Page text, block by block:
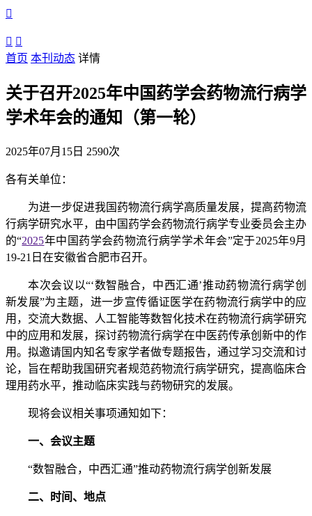

 
首页 本刊动态 详情
关于召开2025年中国药学会药物流行病学
学术年会的通知（第一轮）
2025年07月15日 2590次
各有关单位：
为进一步促进我国药物流行病学高质量发展，提高药物流
行病学研究水平，由中国药学会药物流行病学专业委员会主办
的“2025年中国药学会药物流行病学学术年会”定于2025年9月
19-21日在安徽省合肥市召开。
本次会议以“‘数智融合，中西汇通’推动药物流行病学创
新发展”为主题，进一步宣传循证医学在药物流行病学中的应
用，交流大数据、人工智能等数智化技术在药物流行病学研究
中的应用和发展，探讨药物流行病学在中医药传承创新中的作
用。拟邀请国内知名专家学者做专题报告，通过学习交流和讨
论，旨在帮助我国研究者规范药物流行病学研究，提高临床合
理用药水平，推动临床实践与药物研究的发展。
现将会议相关事项通知如下：
一、会议主题
“数智融合，中西汇通”推动药物流行病学创新发展
二、时间、地点